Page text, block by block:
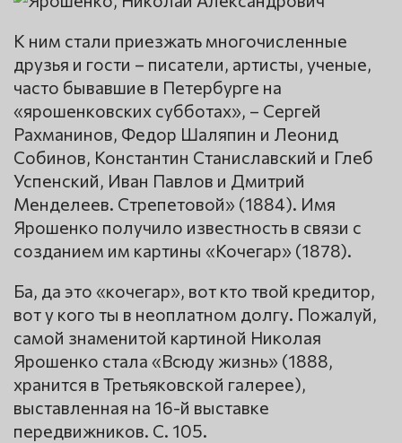
К ним стали приезжать многочисленные
друзья и гости – писатели, артисты, ученые,
часто бывавшие в Петербурге на
«ярошенковских субботах», – Сергей
Рахманинов, Федор Шаляпин и Леонид
Собинов, Константин Станиславский и Глеб
Успенский, Иван Павлов и Дмитрий
Менделеев. Стрепетовой» (1884). Имя
Ярошенко получило известность в связи с
созданием им картины «Кочегар» (1878).
Ба, да это «кочегар», вот кто твой кредитор,
вот у кого ты в неоплатном долгу. Пожалуй,
самой знаменитой картиной Николая
Ярошенко стала «Всюду жизнь» (1888,
хранится в Третьяковской галерее),
выставленная на 16-й выставке
передвижников. С. 105.